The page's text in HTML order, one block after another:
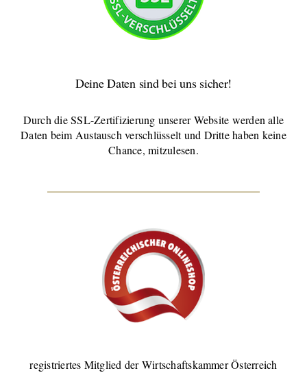
Deine Daten sind bei uns sicher!
Durch die SSL-Zertifizierung unserer Website werden alle
Daten beim Austausch verschlüsselt und Dritte haben keine
Chance, mitzulesen.
registriertes Mitglied der Wirtschaftskammer Österreich